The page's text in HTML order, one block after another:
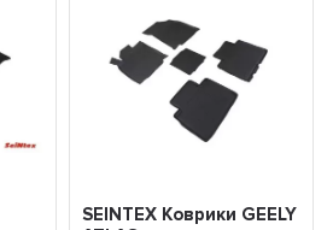
SEINTEX Коврики GEELY